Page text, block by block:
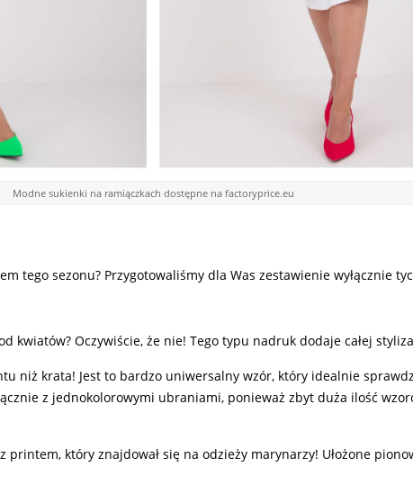
Modne sukienki na ramiączkach dostępne na factoryprice.eu
tego sezonu? Przygotowaliśmy dla Was zestawienie wyłącznie
kwiatów? Oczywiście, że nie! Tego typu nadruk dodaje całej
niż krata! Jest to bardzo uniwersalny wzór, który idealnie
z jednokolorowymi ubraniami, ponieważ zbyt duża ilość
printem, który znajdował się na odzieży marynarzy! Ułożone